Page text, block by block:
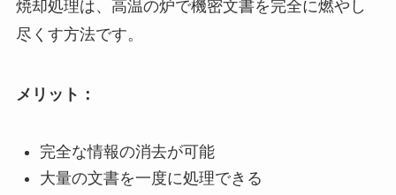
焼却処理は、高温の炉で機密文書を完全に燃やし
尽くす方法です。
メリット：
完全な情報の消去が可能
大量の文書を一度に処理できる